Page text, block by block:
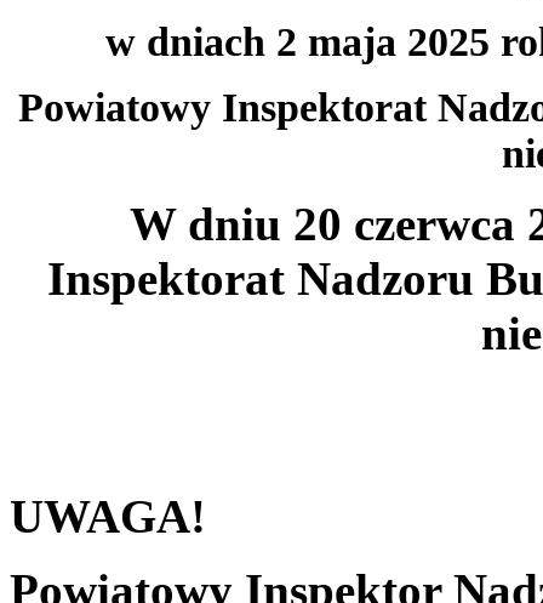
w dniach 2 maja 2025
Powiatowy Inspektorat
W dniu 20 czerwca
Inspektorat Nadzoru
UWAGA!
Powiatowy Inspektor